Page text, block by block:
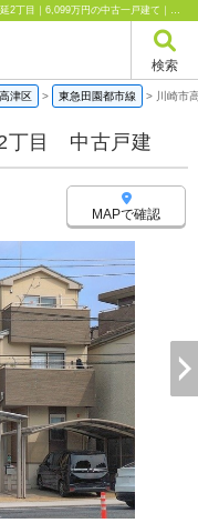
川崎市高津区下作延2丁目 中古戸建 神奈川県川崎市高津区下作延2丁目｜6,099万円の中古一戸建て｜エムイーPLUS横浜
検索
津区 > 東急田園都市線 > 川崎市
丁目 中古戸建
MAPで確認